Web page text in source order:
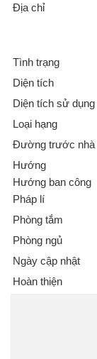
Địa chỉ
Tình trạng
Diện tích
Diện tích sử dụng
Loại hạng
Đường trước nhà
Hướng
Hướng ban công
Pháp lí
Phòng tắm
Phòng ngủ
Ngày cập nhật
Hoàn thiện